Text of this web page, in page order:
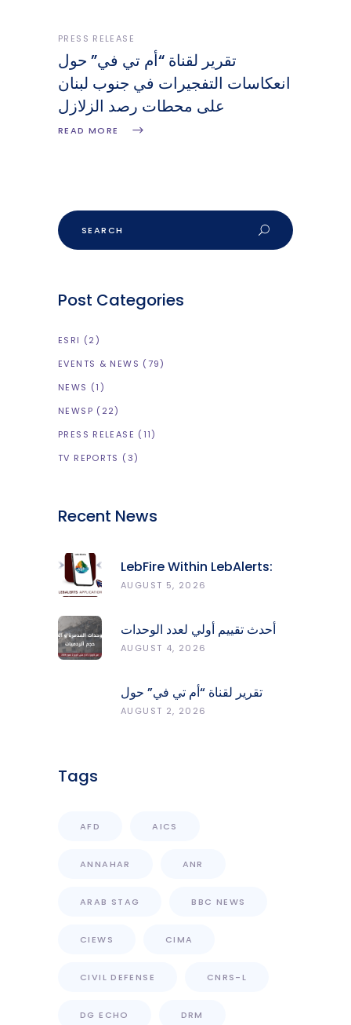
PRESS RELEASE
تقرير لقناة “أم تي في” حول
انعكاسات التفجيرات في جنوب لبنان
على محطات رصد الزلازل
READ MORE
Post Categories
ESRI (2)
EVENTS & NEWS (79)
NEWS (1)
NEWSP (22)
PRESS RELEASE (11)
TV REPORTS (3)
Recent News
LebFire Within LebAlerts:
Report Fires, Monitor Risk,
AUGUST 5, 2026
أحدث تقييم أولي لعدد الوحدات
المدمّرة والمتضرّرة وحجم
AUGUST 4, 2026
تقرير لقناة “أم تي في” حول
انعكاسات التفجيرات في جنوب
AUGUST 2, 2026
Tags
AFD AICS
ANNAHAR ANR
ARAB STAG BBC NEWS
CIEWS CIMA
CIVIL DEFENSE CNRS-L
DG ECHO DRM